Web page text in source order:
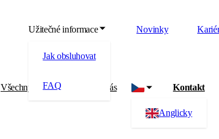
Užitečné informace
Jak obsluhovat
FAQ
Novinky
Všechny produkty O nás
Anglicky
Kontakt